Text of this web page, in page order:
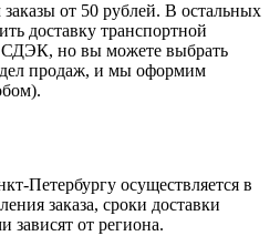
от 50 рублей. В остальных
доставку транспортной
но вы можете выбрать
продаж, и мы оформим
Петербургу осуществляется в
заказа, сроки доставки
зависят от региона.